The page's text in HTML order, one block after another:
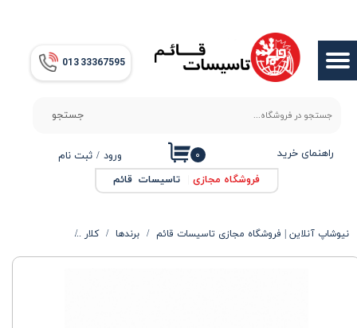
013​​​​​​​ 33367595
جستجو
ورود / ثبت نام
حساب کاربری من
تغییر گذر واژه
سفارشات
خروج از حساب کاربری
راهنمای خرید ۰
فروشگاه مجازی تاسیسات قائم
نیوشاپ آنلاین | فروشگاه مجازی تاسیسات قائم برندها کلار